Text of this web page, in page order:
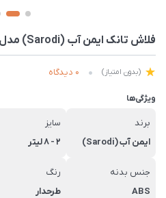
فلاش تانک ایمن آب (Sarodi) مدل کاسپین طرح شکوفه
(بدون امتیاز) 0 دیدگاه
ویژگی‌ها
برند
ایمن آب (Sarodi)
سایز
2 - 8 لیتر
جنس بدنه
ABS
رنگ
طرحدار